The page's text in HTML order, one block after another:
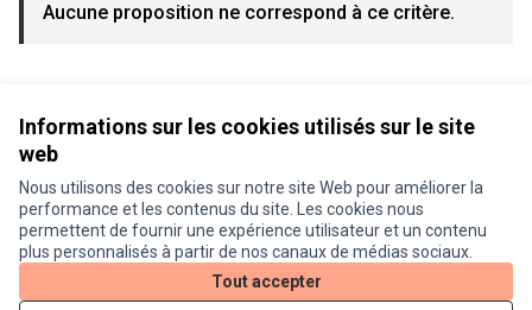
Informations sur les cookies utilisés sur le site
web
Nous utilisons des cookies sur notre site Web pour améliorer la
performance et les contenus du site. Les cookies nous
permettent de fournir une expérience utilisateur et un contenu
plus personnalisés à partir de nos canaux de médias sociaux.
Tout accepter
Aucune proposition ne correspond à ce critère.
Conditions d'utilisation
Paramètres des cookies
Je participe ! sur X
(Lien externe)
Je participe ! sur Facebook
Je participe ! sur Instagram